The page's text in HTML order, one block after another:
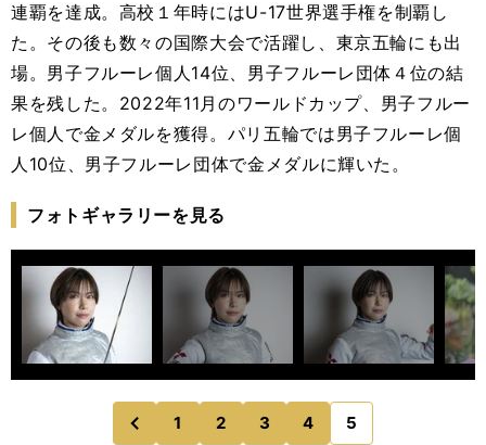
連覇を達成。高校１年時にはU-17世界選手権を制覇し
た。その後も数々の国際大会で活躍し、東京五輪にも出
場。男子フルーレ個人14位、男子フルーレ団体４位の結
果を残した。2022年11月のワールドカップ、男子フルー
レ個人で金メダルを獲得。パリ五輪では男子フルーレ個
人10位、男子フルーレ団体で金メダルに輝いた。
フォトギャラリーを見る
前
のページへ
1 2 3 4 5